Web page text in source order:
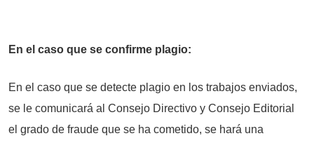
En el caso que se confirme plagio:
En el caso que se detecte plagio en los trabajos enviados,
se le comunicará al Consejo Directivo y Consejo Editorial
el grado de fraude que se ha cometido, se hará una